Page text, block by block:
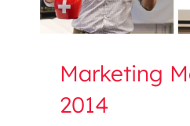
Marketing
2014